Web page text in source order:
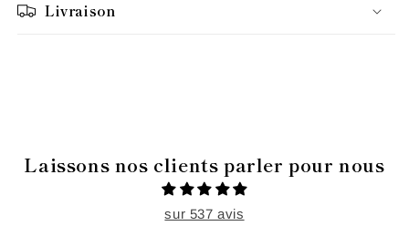
Livraison
Laissons nos clients parler pour nous
sur 537 avis